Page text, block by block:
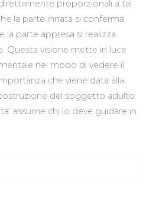
proporzionali a tal
la parte innata si conferma
la parte appresa si realizza
Questa visione mette in luce
nel modo di vedere il
che viene data alla
del soggetto adulto
assume chi lo deve guidare in